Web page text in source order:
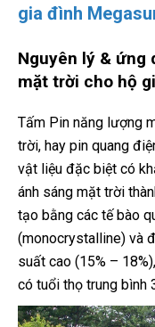
gia đình
Nguyên lý & ứng
mặt trời cho hộ
Tấm Pin năng lượng
trời, hay pin quang
vật liệu đặc biệt có
ánh sáng mặt trời
tạo bằng các tế bào
(monocrystalline) và
suất cao (15% –
có tuổi thọ trung bình